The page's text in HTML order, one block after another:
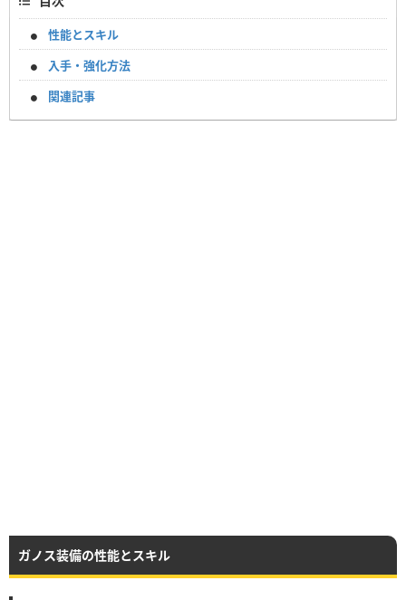
性能とスキル
入手・強化方法
関連記事
ガノス装備の性能とスキル